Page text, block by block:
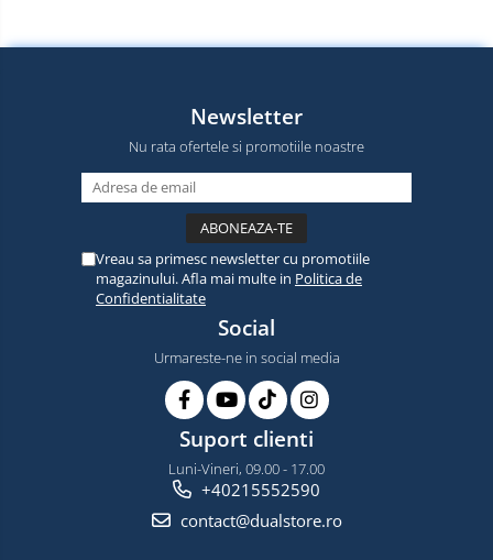
Newsletter
Nu rata ofertele si promotiile noastre
Vreau sa primesc newsletter cu promotiile
magazinului. Afla mai multe in Politica de
Confidentialitate
Social
Urmareste-ne in social media
Suport clienti
Luni-Vineri, 09.00 - 17.00
+40215552590
contact@dualstore.ro